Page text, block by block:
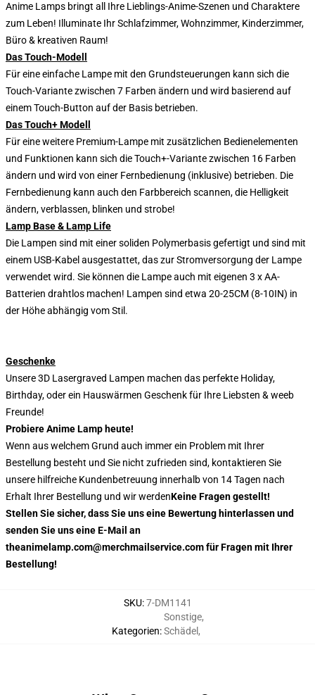
Anime Lamps bringt all Ihre Lieblings-Anime-Szenen und Charaktere
zum Leben! Illuminate Ihr Schlafzimmer, Wohnzimmer, Kinderzimmer,
Büro & kreativen Raum!
Das Touch-Modell
Für eine einfache Lampe mit den Grundsteuerungen kann sich die
Touch-Variante zwischen 7 Farben ändern und wird basierend auf
einem Touch-Button auf der Basis betrieben.
Das Touch+ Modell
Für eine weitere Premium-Lampe mit zusätzlichen Bedienelementen
und Funktionen kann sich die Touch+-Variante zwischen 16 Farben
ändern und wird von einer Fernbedienung (inklusive) betrieben. Die
Fernbedienung kann auch den Farbbereich scannen, die Helligkeit
ändern, verblassen, blinken und strobe!
Lamp Base & Lamp Life
Die Lampen sind mit einer soliden Polymerbasis gefertigt und sind mit
einem USB-Kabel ausgestattet, das zur Stromversorgung der Lampe
verwendet wird. Sie können die Lampe auch mit eigenen 3 x AA-
Batterien drahtlos machen! Lampen sind etwa 20-25CM (8-10IN) in
der Höhe abhängig vom Stil.
Geschenke
Unsere 3D Lasergraved Lampen machen das perfekte Holiday,
Birthday, oder ein Hauswärmen Geschenk für Ihre Liebsten & weeb
Freunde!
Probiere Anime Lamp heute!
Wenn aus welchem Grund auch immer ein Problem mit Ihrer
Bestellung besteht und Sie nicht zufrieden sind, kontaktieren Sie
unsere hilfreiche Kundenbetreuung innerhalb von 14 Tagen nach
Erhalt Ihrer Bestellung und wir werdenKeine Fragen gestellt!
Stellen Sie sicher, dass Sie uns eine Bewertung hinterlassen und
senden Sie uns eine E-Mail an
theanimelamp.com@merchmailservice.com für Fragen mit Ihrer
Bestellung!
SKU:7-DM1141
Kategorien:
Sonstige,
Schädel ,